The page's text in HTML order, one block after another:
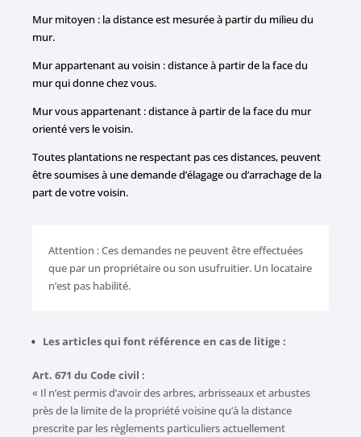
Mur mitoyen : la distance est mesurée à partir du milieu du
mur.
Mur appartenant au voisin : distance à partir de la face du
mur qui donne chez vous.
Mur vous appartenant : distance à partir de la face du mur
orienté vers le voisin.
Toutes plantations ne respectant pas ces distances, peuvent
être soumises à une demande d’élagage ou d’arrachage de la
part de votre voisin.
Attention : Ces demandes ne peuvent être effectuées
que par un propriétaire ou son usufruitier. Un locataire
n’est pas habilité.
Les articles qui font référence en cas de litige :
Art. 671 du Code civil :
« Il n’est permis d’avoir des arbres, arbrisseaux et arbustes
près de la limite de la propriété voisine qu’à la distance
prescrite par les règlements particuliers actuellement